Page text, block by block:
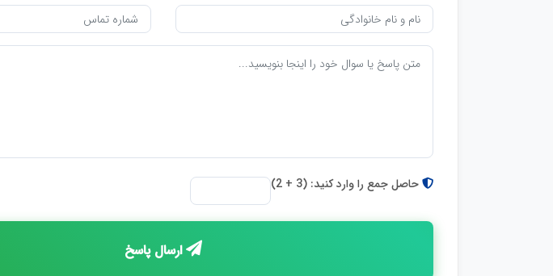
حاصل جمع را وارد کنید: (3 + 2)
ارسال پاسخ